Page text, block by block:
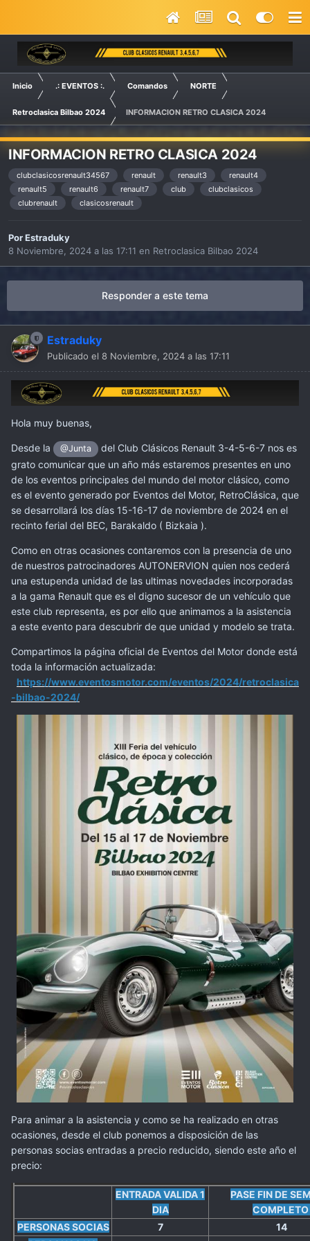
Inicio .: EVENTOS :. Comandos NORTE
Retroclasica Bilbao 2024 INFORMACION RETRO CLASICA 2024
INFORMACION RETRO CLASICA 2024
clubclasicosrenault34567 renault renault3
renault4
renault5
renault6 renault7 club
clubclasicos
clubrenault
clasicosrenault
PorEstraduky
8 Noviembre, 2024 a las 17:11 en Retroclasica Bilbao 2024
Responder a este tema
Estraduky
Publicado el 8 Noviembre, 2024 a las 17:11
Hola muy buenas,
Desde la @Junta
del Club Clásicos Renault 3-4-5-6-7 nos es
grato comunicar que un año más estaremos presentes en uno
de los eventos principales del mundo del motor clásico, como
es el evento generado por Eventos del Motor, RetroClásica, que
se desarrollará los días 15-16-17 de noviembre de 2024 en el
recinto ferial del BEC, Barakaldo ( Bizkaia ).
Como en otras ocasiones contaremos con la presencia de uno
de nuestros patrocinadores AUTONERVION quien nos cederá
una estupenda unidad de las ultimas novedades incorporadas
a la gama Renault que es el digno sucesor de un vehículo que
este club representa, es por ello que animamos a la asistencia
a este evento para descubrir de que unidad y modelo se trata.
Compartimos la página oficial de Eventos del Motor donde está
toda la información actualizada:
https://www.eventosmotor.com/eventos/2024/retroclasica
-bilbao-2024/
Para animar a la asistencia y como se ha realizado en otras
ocasiones, desde el club ponemos a disposición de las
personas socias entradas a precio reducido, siendo este año el
precio:
ENTRADA VALIDA 1
DIA
PASE FIN DE
COMPLETO
PERSONAS SOCIAS
7
14